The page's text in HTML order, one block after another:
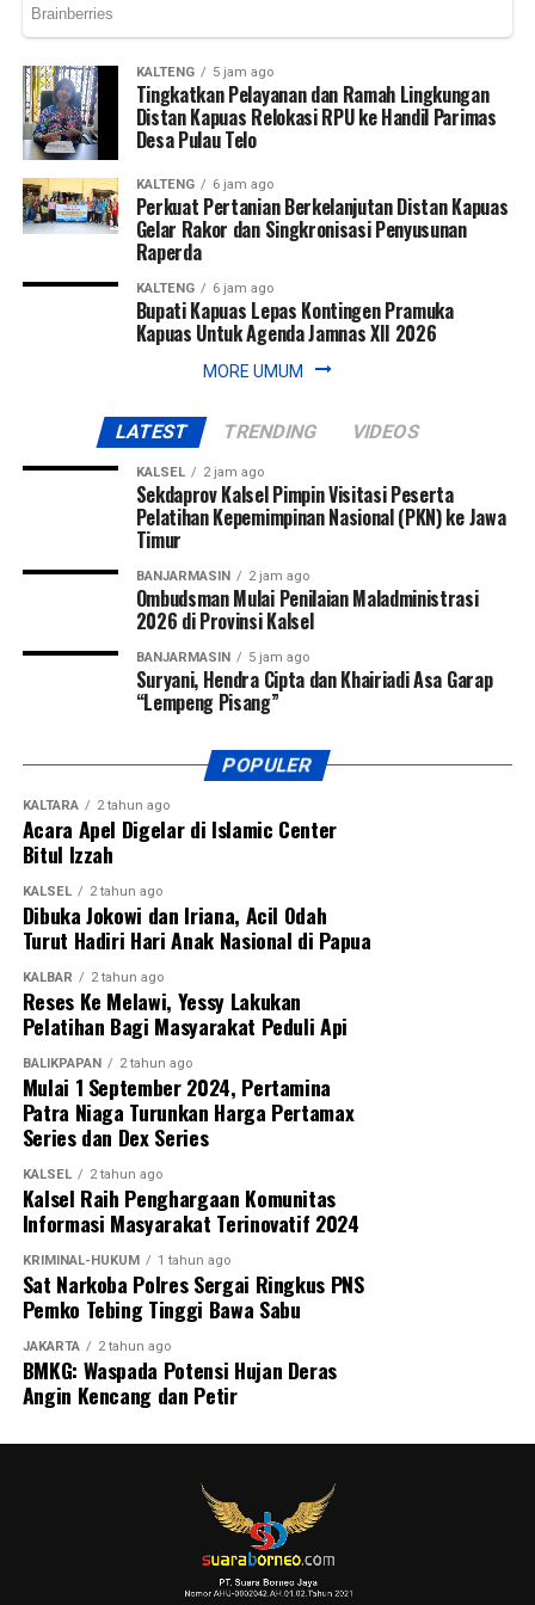
KALTENG 5 jam ago
Tingkatkan Pelayanan dan Ramah Lingkungan
Distan Kapuas Relokasi RPU ke Handil Parimas
Desa Pulau Telo
KALTENG 6 jam ago
Perkuat Pertanian Berkelanjutan Distan Kapuas
Gelar Rakor dan Singkronisasi Penyusunan
Raperda
KALTENG 6 jam ago
Bupati Kapuas Lepas Kontingen Pramuka
Kapuas Untuk Agenda Jamnas XII 2026
MORE UMUM
LATEST TRENDING VIDEOS
KALSEL 2 jam ago
Sekdaprov Kalsel Pimpin Visitasi Peserta
Pelatihan Kepemimpinan Nasional (PKN) ke Jawa
Timur
BANJARMASIN 2 jam ago
Ombudsman Mulai Penilaian Maladministrasi
2026 di Provinsi Kalsel
BANJARMASIN 5 jam ago
Suryani, Hendra Cipta dan Khairiadi Asa Garap
“Lempeng Pisang”
POPULER
KALTARA 2 tahun ago
Acara Apel Digelar di Islamic Center
Bitul Izzah
KALSEL 2 tahun ago
Dibuka Jokowi dan Iriana, Acil Odah
Turut Hadiri Hari Anak Nasional di Papua
KALBAR 2 tahun ago
Reses Ke Melawi, Yessy Lakukan
Pelatihan Bagi Masyarakat Peduli Api
BALIKPAPAN 2 tahun ago
Mulai 1 September 2024, Pertamina
Patra Niaga Turunkan Harga Pertamax
Series dan Dex Series
KALSEL 2 tahun ago
Kalsel Raih Penghargaan Komunitas
Informasi Masyarakat Terinovatif 2024
KRIMINAL-HUKUM 1 tahun ago
Sat Narkoba Polres Sergai Ringkus PNS
Pemko Tebing Tinggi Bawa Sabu
JAKARTA 2 tahun ago
BMKG: Waspada Potensi Hujan Deras
Angin Kencang dan Petir